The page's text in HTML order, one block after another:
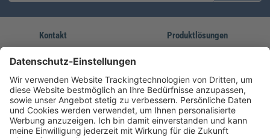
Kontakt
service@forum-verlag.com
Mo-Do 07:30 - 17:00 Uhr
Fr 07:30 - 15:00 Uhr
Produktlösungen
Unsere Marken